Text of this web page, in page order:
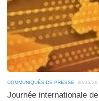
COMMUNIQUÉS DE PRESSE 30/06/26
Journée internationale